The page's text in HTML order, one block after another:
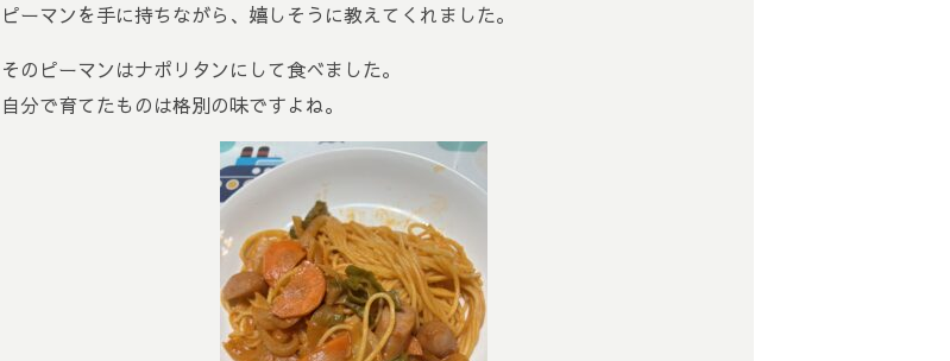
ピーマンを手に持ちながら、嬉しそうに教えてくれました。
そのピーマンはナポリタンにして食べました。
自分で育てたものは格別の味ですよね。